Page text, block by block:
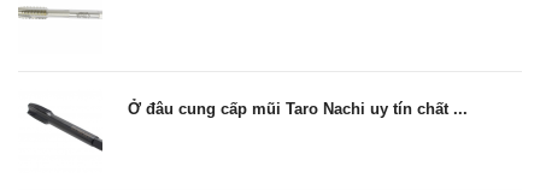
Ở đâu cung cấp mũi Taro Nachi uy tín chất ...